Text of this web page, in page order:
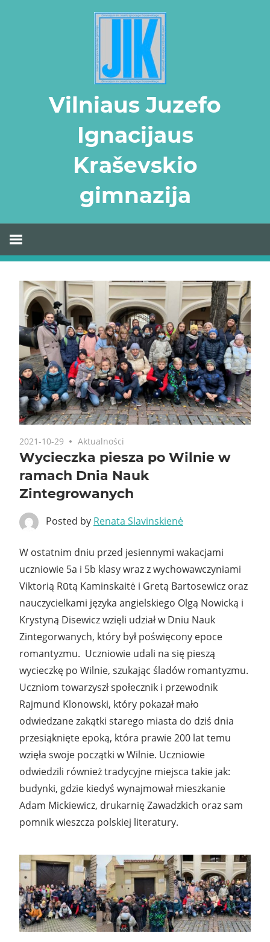
Vilniaus Juzefo
Ignacijaus
Kraševskio
gimnazija
2021-10-29 Aktualności
Wycieczka piesza po Wilnie w
ramach Dnia Nauk
Zintegrowanych
Posted by Renata Slavinskienė
W ostatnim dniu przed jesiennymi wakacjami
uczniowie 5a i 5b klasy wraz z wychowawczyniami
Viktorią Rūtą Kaminskaitė i Gretą Bartosewicz oraz
nauczycielkami języka angielskiego Olgą Nowicką i
Krystyną Disewicz wzięli udział w Dniu Nauk
Zintegorwanych, który był poświęcony epoce
romantyzmu. Uczniowie udali na się pieszą
wycieczkę po Wilnie, szukając śladów romantyzmu.
Uczniom towarzyszł społecznik i przewodnik
Rajmund Klonowski, który pokazał mało
odwiedzane zakątki starego miasta do dziś dnia
przesiąknięte epoką, która prawie 200 lat temu
wzięła swoje początki w Wilnie. Uczniowie
odwiedzili również tradycyjne miejsca takie jak:
budynki, gdzie kiedyś wynajmował mieszkanie
Adam Mickiewicz, drukarnię Zawadzkich oraz sam
pomnik wieszcza polskiej literatury.